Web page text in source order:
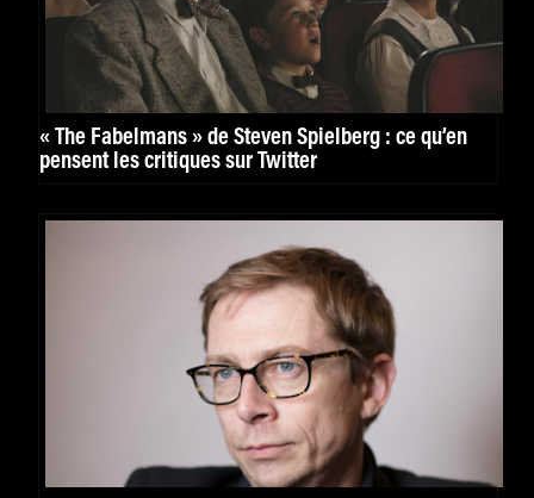
« The Fabelmans » de Steven Spielberg : ce qu’en
pensent les critiques sur Twitter